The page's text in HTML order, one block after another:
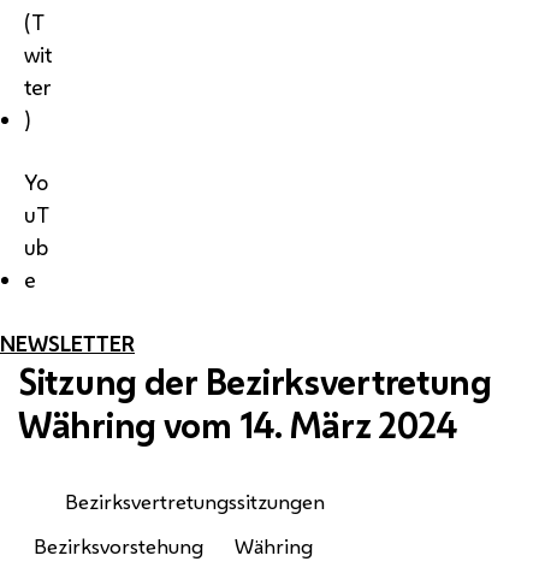
(T
wit
ter
)
Yo
uT
ub
e
NEWSLETTER
Sitzung der Bezirksvertretung
Währing vom 14. März 2024
Bezirksvertretungssitzungen
Bezirksvorstehung
Währing